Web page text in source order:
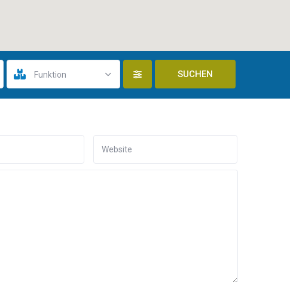
open map
Funktion